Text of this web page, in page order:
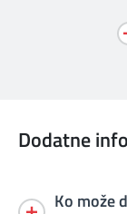
Dodatne
Ko može